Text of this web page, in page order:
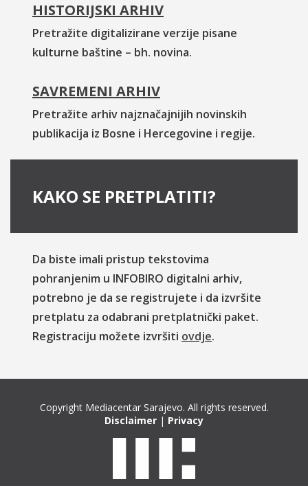
HISTORIJSKI ARHIV
Pretražite digitalizirane verzije pisane
kulturne baštine – bh. novina.
SAVREMENI ARHIV
Pretražite arhiv najznačajnijih novinskih
publikacija iz Bosne i Hercegovine i regije.
KAKO SE PRETPLATITI?
Da biste imali pristup tekstovima
pohranjenim u INFOBIRO digitalni arhiv,
potrebno je da se registrujete i da izvršite
pretplatu za odabrani pretplatnički paket.
Registraciju možete izvršiti ovdje.
Copyright Mediacentar Sarajevo. All rights reserved.
Disclaimer | Privacy